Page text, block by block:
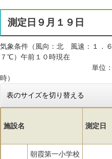
測定日９月１９日
気象条件（風向：北 風速：１．
７℃）午前１０時現在
単位：μＳｖ/ｈ（
時）
表のサイズを切り替える
施設名 測定日
朝霞第一小学校